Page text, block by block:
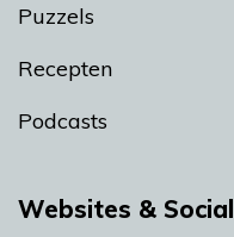
Puzzels
Recepten
Podcasts
Websites & Social